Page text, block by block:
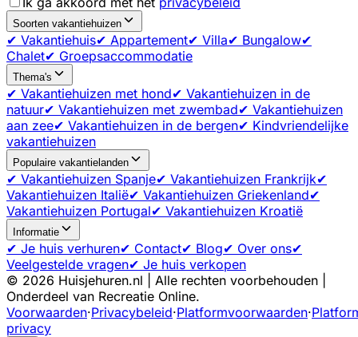
Soorten vakantiehuizen
✔ Vakantiehuis✔ Appartement✔ Villa✔ Bungalow✔
Chalet✔ Groepsaccommodatie
Thema's
✔ Vakantiehuizen met hond✔ Vakantiehuizen in de
natuur✔ Vakantiehuizen met zwembad✔ Vakantiehuizen
aan zee✔ Vakantiehuizen in de bergen✔ Kindvriendelijke
vakantiehuizen
Populaire vakantielanden
✔ Vakantiehuizen Spanje✔ Vakantiehuizen Frankrijk✔
Vakantiehuizen Italië✔ Vakantiehuizen Griekenland✔
Vakantiehuizen Portugal✔ Vakantiehuizen Kroatië
Informatie
✔ Je huis verhuren✔ Contact✔ Blog✔ Over ons✔
Veelgestelde vragen✔ Je huis verkopen
© 2026 Huisjehuren.nl | Alle rechten voorbehouden |
Onderdeel van Recreatie Online.
Voorwaarden·Privacybeleid·Platformvoorwaarden·
privacy